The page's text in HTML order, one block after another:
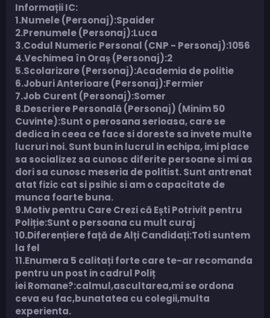
Informații IC:
1.Numele (Personaj):Spaider
2.Prenumele (Personaj):Luca
3.Codul Numeric Personal (CNP - Personaj):1056
4.Vechimea în Oraș (Personaj):2
5.Scolarizare (Personaj):Academia de politie
6.Joburi Anterioare (Personaj):Fermier
7.Job Curent (Personaj):Somer
8.Descriere Personală (Personaj) (Minim 50
Cuvinte):Sunt o perosana serioasa, care se
dedica in ceea ce face si doreste sa invete multe
lucruri noi. Sunt bun in lucrul in echipa, imi place
sa socializez sa cunosc diferite persoane si mi as
dori sa cunosc meseria de politist. Sunt antrenat
atat fizic cat si psihic si am o capacitate de
munca foarte buna.
9.Motiv pentru Care Crezi că Ești Potrivit pentru
Poliție:Sunt o persoana cu mult curaj
10.Diferențiere față de Alți Candidați:Toti suntem
la fel
11.Enumera 5 calitați forte care te-ar recomanda
pentru un post in cadrul Poliț
iei Romane?:calmul,ascultarea,mi se ordona
ceva eu fac,bunatatea cu colegii,multa
experienta.